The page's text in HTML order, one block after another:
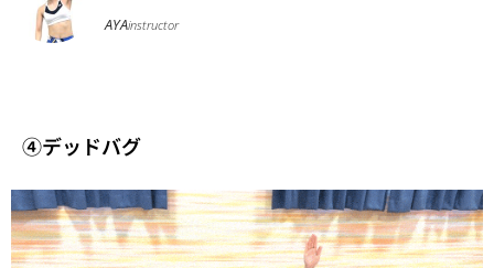
AYAinstructor
④デッドバグ